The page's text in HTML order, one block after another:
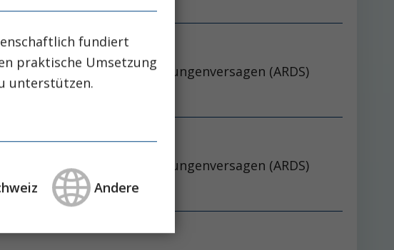
ECMO bei akutem Lungenversagen (ARDS)
ECMO bei akutem Lungenversagen (ARDS)
fundiert
praktische Umsetzung
unterstützen.
Andere